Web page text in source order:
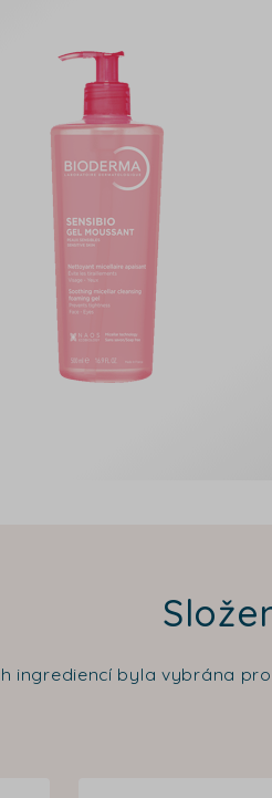
ingrediencí byla vybrána